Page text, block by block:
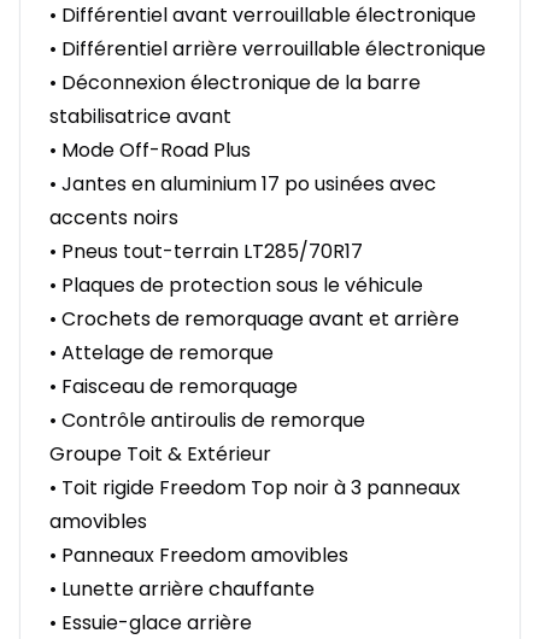
• Différentiel avant verrouillable électronique
• Différentiel arrière verrouillable électronique
• Déconnexion électronique de la barre
stabilisatrice avant
• Mode Off-Road Plus
• Jantes en aluminium 17 po usinées avec
accents noirs
• Pneus tout-terrain LT285/70R17
• Plaques de protection sous le véhicule
• Crochets de remorquage avant et arrière
• Attelage de remorque
• Faisceau de remorquage
• Contrôle antiroulis de remorque
Groupe Toit & Extérieur
• Toit rigide Freedom Top noir à 3 panneaux
amovibles
• Panneaux Freedom amovibles
• Lunette arrière chauffante
• Essuie-glace arrière